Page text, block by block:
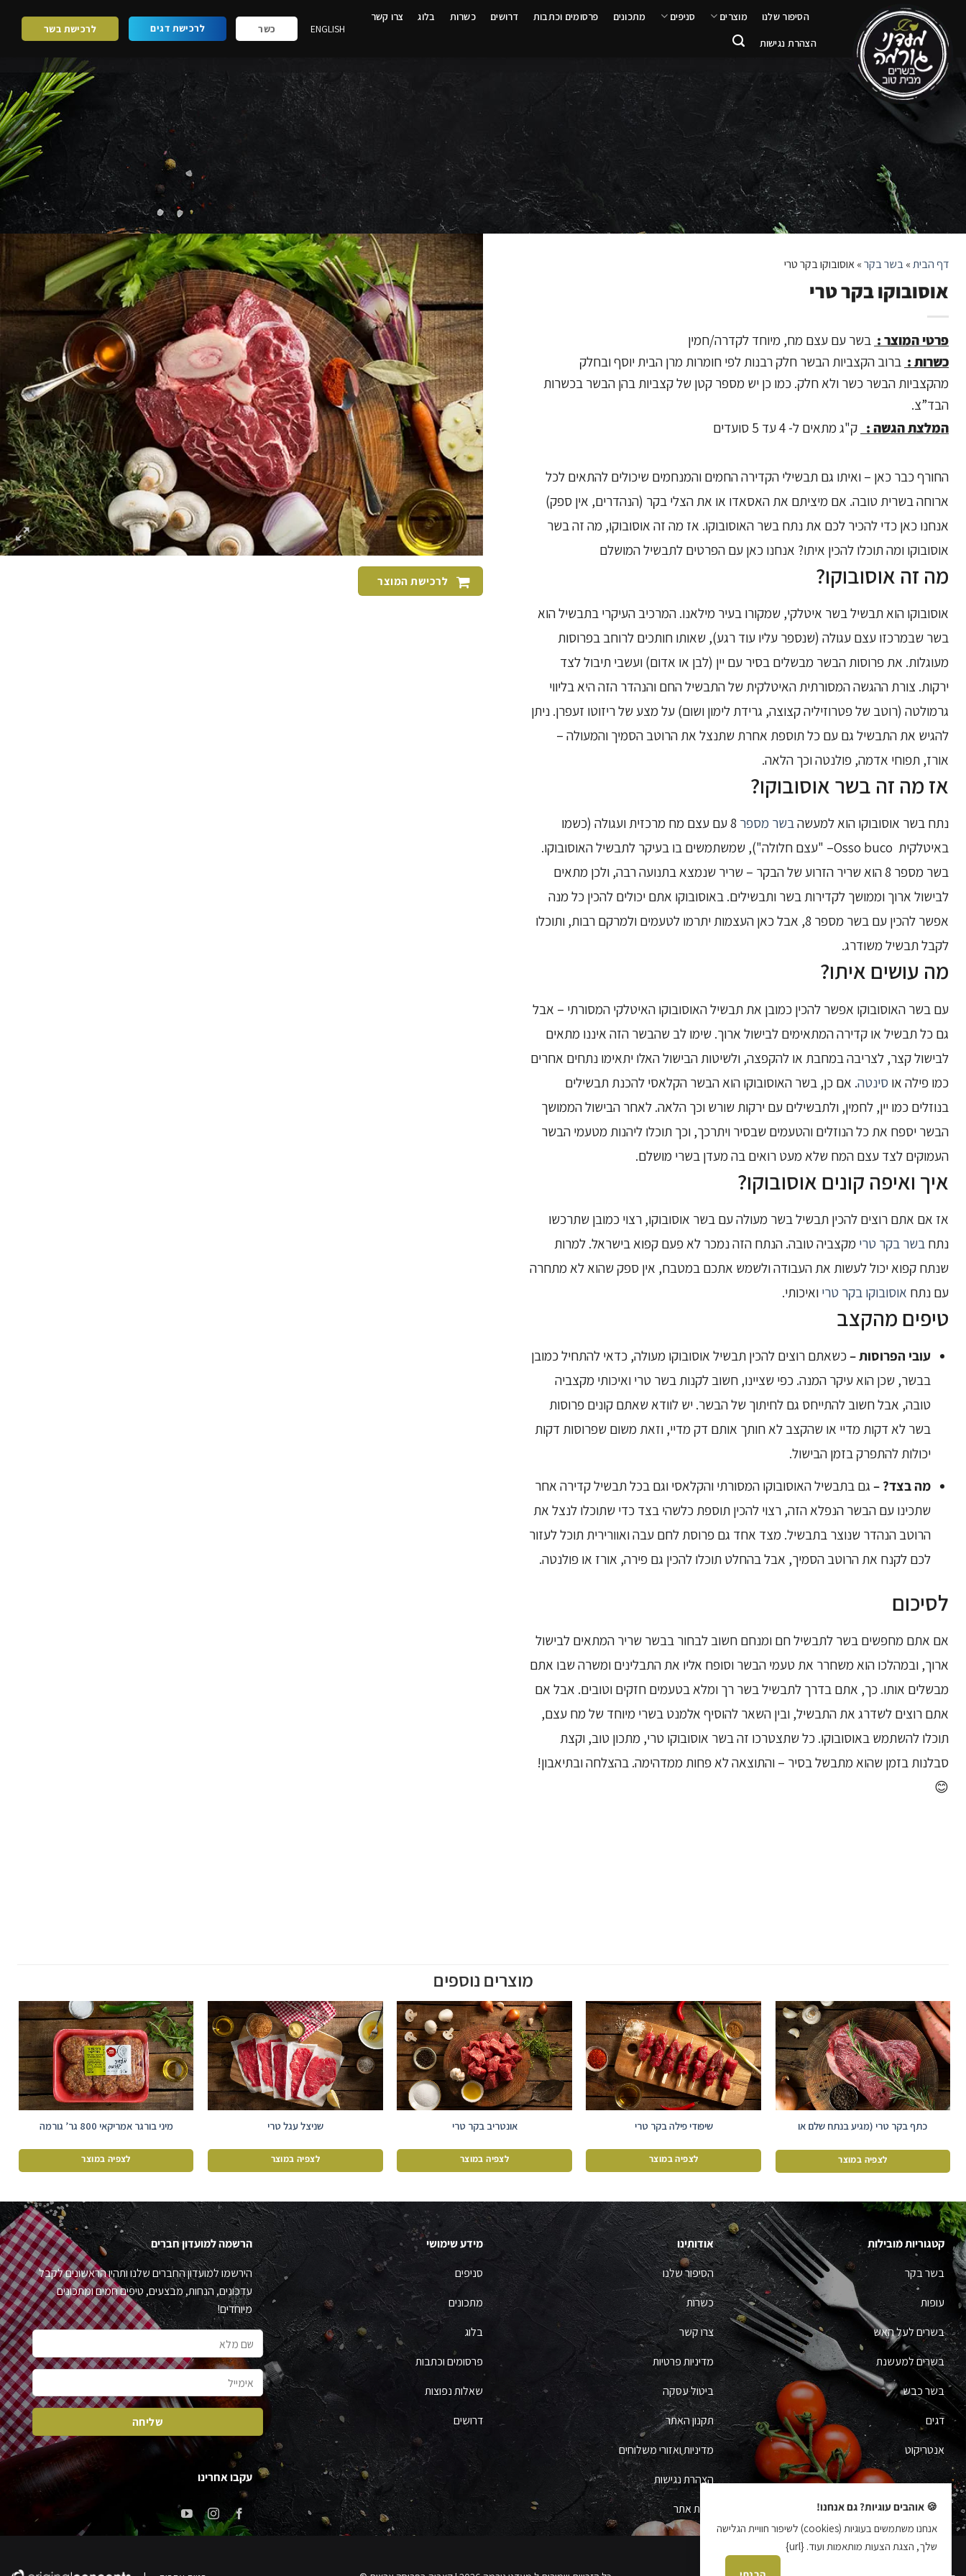
הסיפור שלנו מוצרים סניפים מתכונים פרסומים וכתבות דרושים כשרות בלוג צרו קשר
הצהרת נגישות
ENGLISH כשר לרכישת דגים לרכישת בשר
דף הבית»בשר בקר»אוסובוקו בקר טרי
אוסובוקו בקר טרי
פרטי המוצר : בשר עם עצם מח, מיוחד לקדרה/חמין
כשרות : ברוב הקצביות הבשר חלק רבנות לפי חומרות מרן הבית יוסף ובחלק
מהקצביות הבשר כשר ולא חלק. כמו כן יש מספר קטן של קצביות בהן הבשר בכשרות
הבד”צ.
המלצת הגשה : ק"ג מתאים ל- 4 עד 5 סועדים
החורף כבר כאן – ואיתו גם תבשילי הקדירה החמים והמנחמים שיכולים להתאים לכל
ארוחה בשרית טובה. אם מיציתם את האסאדו או את הצלי בקר (הנהדרים, אין ספק)
אנחנו כאן כדי להכיר לכם את נתח בשר האוסובוקו. אז מה זה אוסובוקו, מה זה בשר
אוסובוקו ומה תוכלו להכין איתו? אנחנו כאן עם הפרטים לתבשיל המושלם
מה זה אוסובוקו?
אוסובוקו הוא תבשיל בשר איטלקי, שמקורו בעיר מילאנו. המרכיב העיקרי בתבשיל הוא
בשר שבמרכזו עצם עגולה (שנספר עליו עוד רגע), שאותו חותכים לרוחב בפרוסות
מעוגלות. את פרוסות הבשר מבשלים בסיר עם יין (לבן או אדום) ועשבי תיבול לצד
ירקות. צורת ההגשה המסורתית האיטלקית של התבשיל החם והנהדר הזה היא בליווי
גרמולטה (רוטב של פטרוזיליה קצוצה, גרידת לימון ושום) על מצע של ריזוטו זעפרן. ניתן
להגיש את התבשיל גם עם כל תוספת אחרת שתנצל את הרוטב הסמיך והמעולה –
אורז, תפוחי אדמה, פולנטה וכך הלאה.
אז מה זה בשר אוסובוקו?
נתח בשר אוסובוקו הוא למעשהבשר מספר
8 עם עצם מח מרכזית ועגולה (כשמו
באיטלקית Osso buco– "עצם חלולה"), שמשתמשים בו בעיקר לתבשיל האוסובוקו.
בשר מספר 8 הוא שריר הזרוע של הבקר – שריר שנמצא בתנועה רבה, ולכן מתאים
לבישול ארוך וממושך לקדירות בשר ותבשילים. באוסובוקו אתם יכולים להכין כל מנה
אפשר להכין עם בשר מספר 8, אבל כאן העצמות יתרמו לטעמים ולמרקם רבות, ותוכלו
לקבל תבשיל משודרג.
מה עושים איתו?
עם בשר האוסובוקו אפשר להכין כמובן את תבשיל האוסובוקו האיטלקי המסורתי – אבל
גם כל תבשיל או קדירה המתאימים לבישול ארוך. שימו לב שהבשר הזה איננו מתאים
לבישול קצר, לצריבה במחבת או להקפצה, ולשיטות הבישול האלו יתאימו נתחים אחרים
כמו פילה או סינטה. אם כן, בשר האוסובוקו הוא הבשר הקלאסי להכנת תבשילים
בנוזלים כמו יין, לחמין, ולתבשילים עם ירקות שורש וכך הלאה. לאחר הבישול הממושך
הבשר יספח את כל הנוזלים והטעמים שבסיר ויתרכך, וכך תוכלו ליהנות מטעמי הבשר
העמוקים לצד עצם המח שלא מעט רואים בה מעדן בשרי מושלם.
איך ואיפה קונים אוסובוקו?
אז אם אתם רוצים להכין תבשיל בשר מעולה עם בשר אוסובוקו, רצוי כמובן שתרכשו
נתח בשר בקר טרי מקצביה טובה. הנתח הזה נמכר לא פעם קפוא בישראל. למרות
שנתח קפוא יכול לעשות את העבודה ולשמש אתכם במטבח, אין ספק שהוא לא מתחרה
עם נתח אוסובוקו בקר טרי ואיכותי.
טיפים מהקצב
עובי הפרוסות –כשאתם רוצים להכין תבשיל אוסובוקו מעולה, כדאי להתחיל כמובן
בבשר, שכן הוא עיקר המנה. כפי שציינו, חשוב לקנות בשר טרי ואיכותי מקצביה
טובה, אבל חשוב להתייחס גם לחיתוך של הבשר. יש לוודא שאתם קונים פרוסות
בשר לא דקות מדיי או שהקצב לא חותך אותם דק מדיי, וזאת משום שפרוסות דקות
יכולות להתפרק בזמן הבישול.
מה בצד? –גם בתבשיל האוסובוקו המסורתי והקלאסי וגם בכל תבשיל קדירה אחר
שתכינו עם הבשר הנפלא הזה, רצוי להכין תוספת כלשהי בצד כדי שתוכלו לנצל את
הרוטב הנהדר שנוצר בתבשיל. מצד אחד גם פרוסת לחם עבה ואוורירית תוכל לעזור
לכם לקנח את הרוטב הסמיך, אבל בהחלט תוכלו להכין גם פירה, אורז או פולנטה.
לסיכום
אם אתם מחפשים בשר לתבשיל חם ומנחם חשוב לבחור בבשר שריר המתאים לבישול
ארוך, ובמהלכו הוא משחרר את טעמי הבשר וסופח אליו את התבלינים ומשרה שבו אתם
מבשלים אותו. כך, אתם בדרך לתבשיל בשר רך ומלא בטעמים חזקים וטובים. אבל אם
אתם רוצים לשדרג את התבשיל, ובין השאר להוסיף אלמנט בשרי מיוחד של מח עצם,
תוכלו להשתמש באוסובוקו. כל שתצטרכו זה בשר אוסובוקו טרי, מתכון טוב, וקצת
סבלנות בזמן שהוא מתבשל בסיר – והתוצאה לא פחות ממדהימה. בהצלחה ובתיאבון!
😊
לרכישת המוצר
מוצרים נוספים
כתף בקר טרי (מגיע בנתח שלם או
לצפיה במוצר
שיפודי פילה בקר טרי
לצפיה במוצר
אונטריב בקר טרי
לצפיה במוצר
שניצל עגל טרי
לצפיה במוצר
מיני בורגר אמריקאי 800 גר’ גורמה
לצפיה במוצר
קטגוריות מובילות
בשר בקר
עופות
בשרים לעל האש
בשרים למעשנת
בשר כבש
דגים
אנטריקוט
אודותינו
הסיפור שלנו
כשרות
צרו קשר
מדיניות פרטיות
ביטול עסקה
תקנון האתר
מדיניות ואזורי משלוחים
הצהרת נגישות
מפת אתר
מידע שימושי
סניפים
מתכונים
בלוג
פרסומים וכתבות
שאלות נפוצות
דרושים
הרשמה למועדון חברים
הירשמו למועדון החברים שלנו ותהיו הראשונים לקבל
עדכונים, הנחות, מבצעים, טיפים חמים ומתכונים
מיוחדים!
עקבו אחרינו
🍪 אוהבים עוגיות? גם אנחנו!
אנחנו משתמשים בעוגיות (cookies) לשיפור חוויית הגלישה
שלך, הצגת הצעות מותאמות ועוד. {url}